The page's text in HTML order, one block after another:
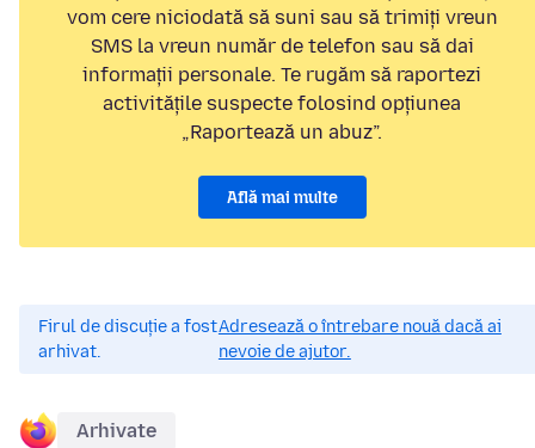
vom cere niciodată să suni sau să trimiți vreun
SMS la vreun număr de telefon sau să dai
informații personale. Te rugăm să raportezi
activitățile suspecte folosind opțiunea
„Raportează un abuz”.
Află mai multe
Firul de discuție a fost
arhivat.
Adresează o întrebare nouă dacă ai
nevoie de ajutor.
Arhivate